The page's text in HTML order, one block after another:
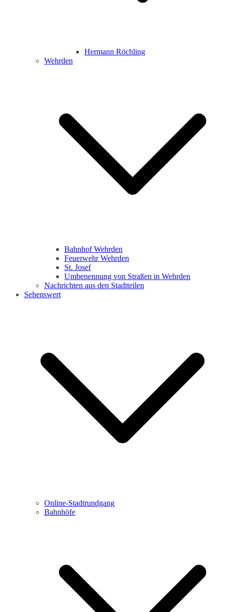
Hermann Röchling
Wehrden
Bahnhof Wehrden
Feuerwehr Wehrden
St. Josef
Umbenennung von Straßen in Wehrden
Nachrichten aus den Stadtteilen
Sehenswert
Online-Stadtrundgang
Bahnhöfe